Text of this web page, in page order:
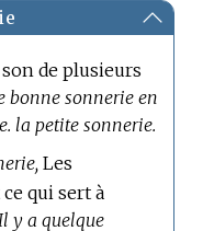
de plusieurs
bonne sonnerie en
la petite sonnerie.
Les
qui sert à
y a quelque